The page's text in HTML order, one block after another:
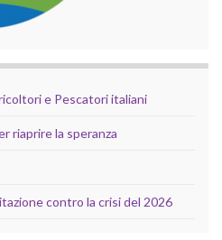
e Pescatori italiani
riaprire la speranza
contro la crisi del 2026